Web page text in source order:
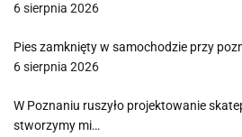
6 sierpnia 2026
Pies zamknięty w samochodzie przy
6 sierpnia 2026
W Poznaniu ruszyło projektowanie
stworzymy mi…